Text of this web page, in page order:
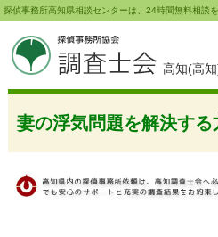
妻の浮気問題を解決する
高知(高
探偵事務所高知県相談センターは、24時間無料相談